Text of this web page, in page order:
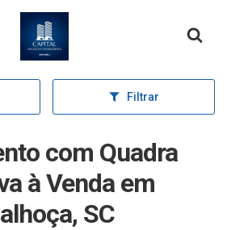
Página inicial
Filtrar
com Quadra
à Venda em
SC